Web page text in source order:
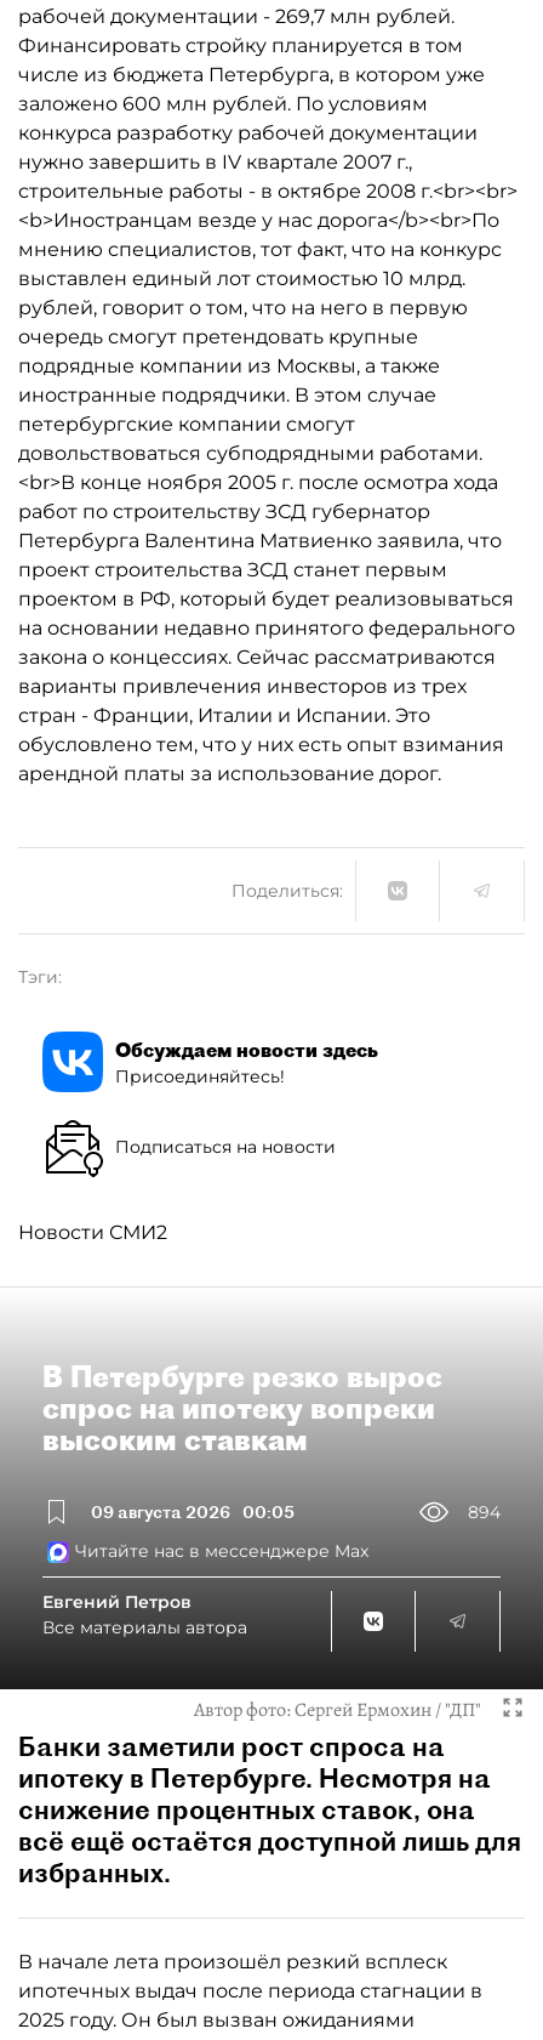
рабочей документации - 269,7 млн рублей.
Финансировать стройку планируется в том
числе из бюджета Петербурга, в котором уже
заложено 600 млн рублей. По условиям
конкурса разработку рабочей документации
нужно завершить в IV квартале 2007 г.,
строительные работы - в октябре 2008 г.<br><br>
<b>Иностранцам везде у нас дорога</b><br>По
мнению специалистов, тот факт, что на конкурс
выставлен единый лот стоимостью 10 млрд.
рублей, говорит о том, что на него в первую
очередь смогут претендовать крупные
подрядные компании из Москвы, а также
иностранные подрядчики. В этом случае
петербургские компании смогут
довольствоваться субподрядными работами.
<br>В конце ноября 2005 г. после осмотра хода
работ по строительству ЗСД губернатор
Петербурга Валентина Матвиенко заявила, что
проект строительства ЗСД станет первым
проектом в РФ, который будет реализовываться
на основании недавно принятого федерального
закона о концессиях. Сейчас рассматриваются
варианты привлечения инвесторов из трех
стран - Франции, Италии и Испании. Это
обусловлено тем, что у них есть опыт взимания
арендной платы за использование дорог.
Поделиться:
Тэги:
Обсуждаем новости здесь
Присоединяйтесь!
Подписаться на новости
Новости СМИ2
В Петербурге резко вырос
спрос на ипотеку вопреки
высоким ставкам
09 августа 2026 00:05
894
Читайте нас в мессенджере Max
Евгений Петров
Все материалы автора
Автор фото:Сергей Ермохин / "ДП"
Банки заметили рост спроса на
ипотеку в Петербурге. Несмотря на
снижение процентных ставок, она
всё ещё остаётся доступной лишь для
избранных.
В начале лета произошёл резкий всплеск
ипотечных выдач после периода стагнации в
2025 году. Он был вызван ожиданиями